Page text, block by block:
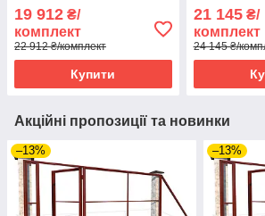
19 912 ₴/
комплект
22 912 ₴/комплект
Купити
21 145₴/
комплект
24 145 ₴/
Акційні пропозиції та новинки
–13% –13%